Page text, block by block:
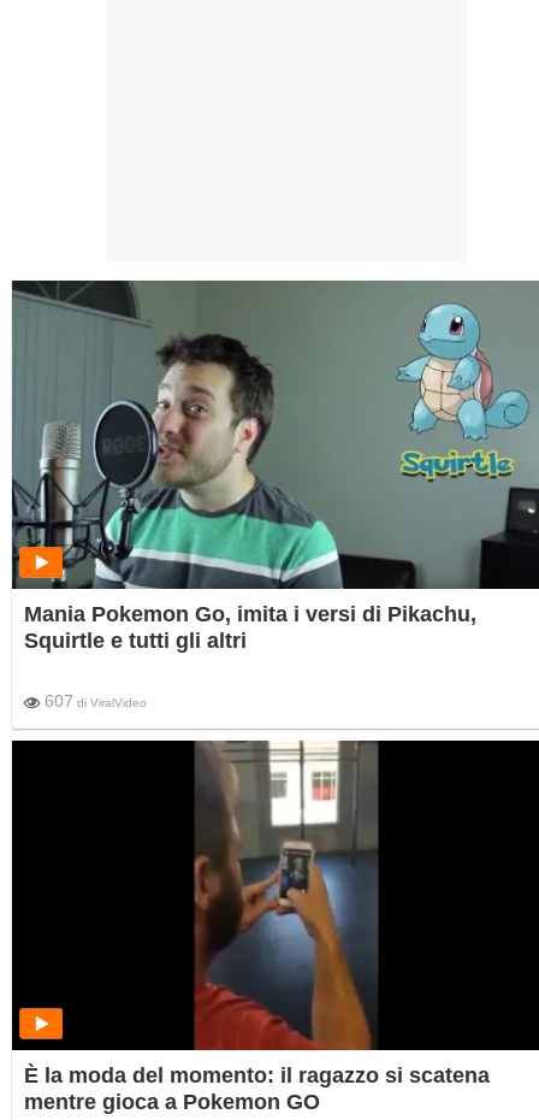
Mania Pokemon Go, imita i versi di Pikachu,
Squirtle e tutti gli altri
607 di ViralVideo
È la moda del momento: il ragazzo si scatena
mentre gioca a Pokemon GO